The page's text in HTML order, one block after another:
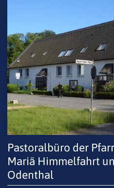
Pastoralbüro der
Mariä Himmelfahrt
Odenthal